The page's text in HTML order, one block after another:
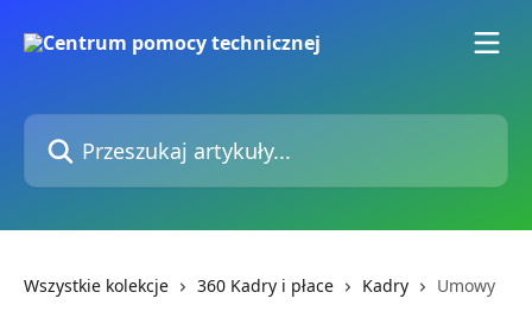
Przeszukaj artykuły...
Wszystkie kolekcje 360 Kadry i płace Kadry Umowy